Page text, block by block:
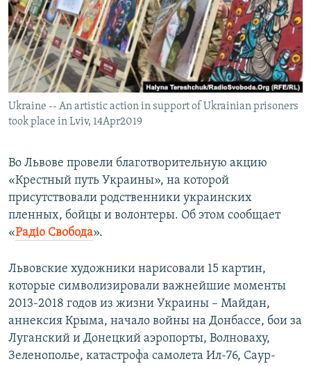
ПОБЕДИТЕЛЕЙ НЕ СУДЯТ?
КРЫМ.НЕПОКОРЕННЫЙ
ELIFBE
УКРАИНСКАЯ ПРОБЛЕМА КРЫМА
ПРИСОЕДИНЯЙТЕСЬ!
Все сайты RFE/RL
Ukraine -- An artistic action in support of Ukrainian prisoners
took place in Lviv, 14Apr2019
Во Львове провели благотворительную акцию
«Крестный путь Украины», на которой
присутствовали родственники украинских
пленных, бойцы и волонтеры. Об этом сообщает
«Радiо Свобода».
Львовские художники нарисовали 15 картин,
которые символизировали важнейшие моменты
2013-2018 годов из жизни Украины – Майдан,
аннексия Крыма, начало войны на Донбассе, бои за
Луганский и Донецкий аэропорты, Волноваху,
Зеленополье, катастрофа самолета Ил-76, Саур-